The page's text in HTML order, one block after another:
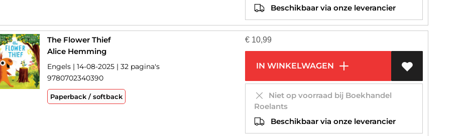
Beschikbaar via onze leverancier
The Flower Thief
Alice Hemming
Engels | 14-08-2025 | 32 pagina's
9780702340390
Paperback / softback
€ 10,99
IN WINKELWAGEN
Niet op voorraad bij Boekhandel
Roelants
Beschikbaar via onze leverancier